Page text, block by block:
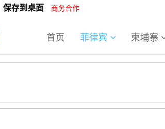
首页 菲律宾 柬埔寨
保存到桌面 商务合作